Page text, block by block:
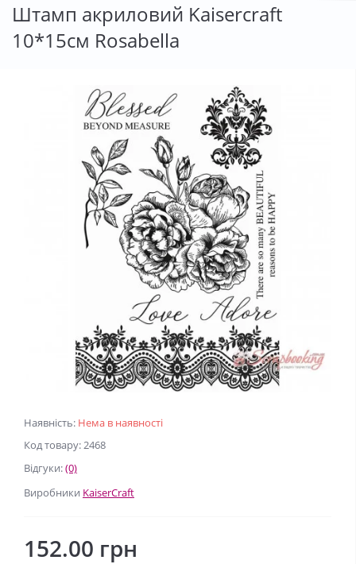
Штамп акриловий Kaisercraft
10*15см Rosabella
Наявність: Нема в наявності
Код товару: 2468
Відгуки:(0)
Виробники KaiserCraft
152.00 грн